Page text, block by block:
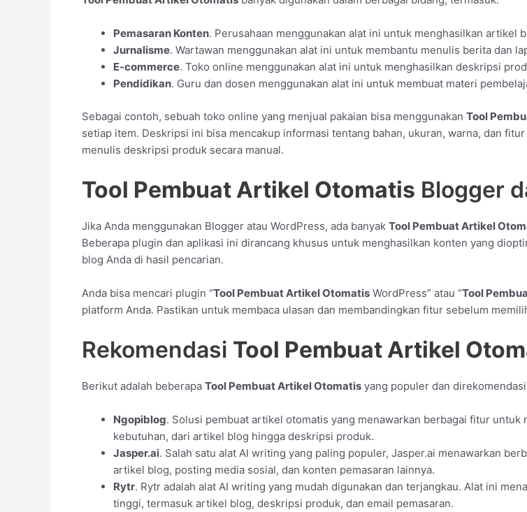
Pemasaran Konten. Perusahaan menggunakan alat ini untuk menghasilkan artikel
Jurnalisme. Wartawan menggunakan alat ini untuk membantu menulis berita dan
E-commerce. Toko online menggunakan alat ini untuk menghasilkan deskripsi
Pendidikan. Guru dan dosen menggunakan alat ini untuk membuat materi
Sebagai contoh, sebuah toko online yang menjual pakaian bisa menggunakan Tool
setiap item. Deskripsi ini bisa mencakup informasi tentang bahan, ukuran, warna, dan
menulis deskripsi produk secara manual.
Tool Pembuat Artikel Otomatis Blogger
Jika Anda menggunakan Blogger atau WordPress, ada banyak Tool Pembuat Artikel
Beberapa plugin dan aplikasi ini dirancang khusus untuk menghasilkan konten yang
blog Anda di hasil pencarian.
Anda bisa mencari plugin “Tool Pembuat Artikel Otomatis WordPress” atau “Tool
platform Anda. Pastikan untuk membaca ulasan dan membandingkan fitur sebelum
Rekomendasi Tool Pembuat Artikel
Berikut adalah beberapa Tool Pembuat Artikel Otomatis yang populer dan
Ngopiblog. Solusi pembuat artikel otomatis yang menawarkan berbagai fitur
kebutuhan, dari artikel blog hingga deskripsi produk.
Jasper.ai. Salah satu alat AI writing yang paling populer, Jasper.ai menawarkan
artikel blog, posting media sosial, dan konten pemasaran lainnya.
Rytr. Rytr adalah alat AI writing yang mudah digunakan dan terjangkau. Alat ini
tinggi, termasuk artikel blog, deskripsi produk, dan email pemasaran.